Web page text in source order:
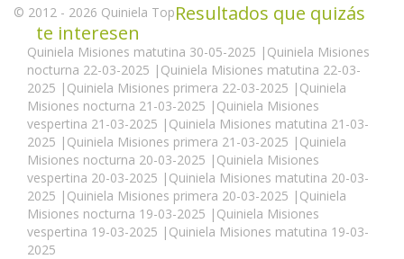
© 2012 - 2026 Quiniela TopResultados que quizás
te interesen
Quiniela Misiones matutina 30-05-2025 | Quiniela Misiones
nocturna 22-03-2025 | Quiniela Misiones matutina 22-03-
2025 | Quiniela Misiones primera 22-03-2025 | Quiniela
Misiones nocturna 21-03-2025 | Quiniela Misiones
vespertina 21-03-2025 | Quiniela Misiones matutina 21-03-
2025 | Quiniela Misiones primera 21-03-2025 | Quiniela
Misiones nocturna 20-03-2025 | Quiniela Misiones
vespertina 20-03-2025 | Quiniela Misiones matutina 20-03-
2025 | Quiniela Misiones primera 20-03-2025 | Quiniela
Misiones nocturna 19-03-2025 | Quiniela Misiones
vespertina 19-03-2025 | Quiniela Misiones matutina 19-03-
2025